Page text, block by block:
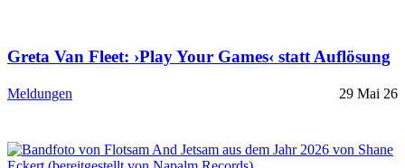
Greta Van Fleet: ›Play Your Games‹ statt Auflösung
Meldungen 29 Mai 26